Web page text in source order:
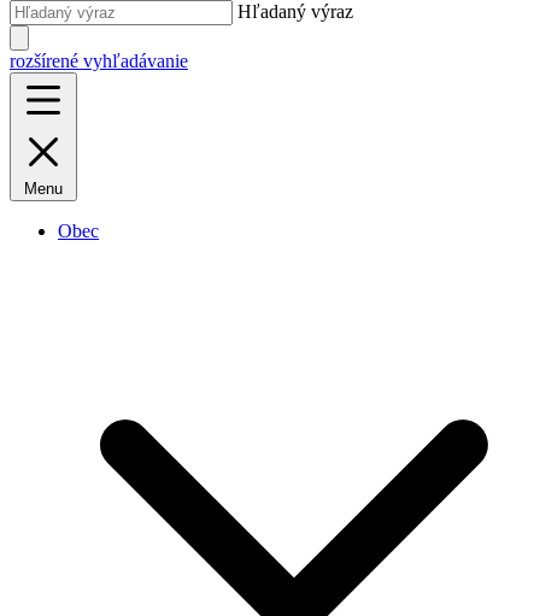
Hľadaný výraz
rozšírené vyhľadávanie
Menu
Obec